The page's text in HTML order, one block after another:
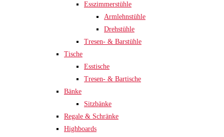
Esszimmerstühle
Armlehnstühle
Drehstühle
Tresen- & Barstühle
Tische
Esstische
Tresen- & Bartische
Bänke
Sitzbänke
Regale & Schränke
Highboards